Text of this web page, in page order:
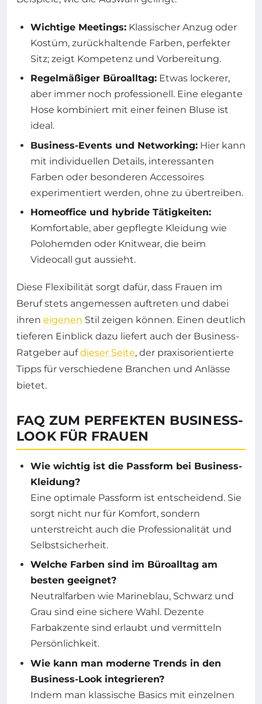
Wichtige Meetings: Klassischer Anzug oder
Kostüm, zurückhaltende Farben, perfekter
Sitz; zeigt Kompetenz und Vorbereitung.
Regelmäßiger Büroalltag: Etwas lockerer,
aber immer noch professionell. Eine elegante
Hose kombiniert mit einer feinen Bluse ist
ideal.
Business-Events und Networking: Hier kann
mit individuellen Details, interessanten
Farben oder besonderen Accessoires
experimentiert werden, ohne zu übertreiben.
Homeoffice und hybride Tätigkeiten:
Komfortable, aber gepflegte Kleidung wie
Polohemden oder Knitwear, die beim
Videocall gut aussieht.
Diese Flexibilität sorgt dafür, dass Frauen im
Beruf stets angemessen auftreten und dabei
ihren eigenen Stil zeigen können. Einen deutlich
tieferen Einblick dazu liefert auch der Business-
Ratgeber aufdieser Seite, der praxisorientierte
Tipps für verschiedene Branchen und Anlässe
bietet.
FAQ ZUM PERFEKTEN BUSINESS-
LOOK FÜR FRAUEN
Wie wichtig ist die Passform bei Business-
Kleidung?
Eine optimale Passform ist entscheidend. Sie
sorgt nicht nur für Komfort, sondern
unterstreicht auch die Professionalität und
Selbstsicherheit.
Welche Farben sind im Büroalltag am
besten geeignet?
Neutralfarben wie Marineblau, Schwarz und
Grau sind eine sichere Wahl. Dezente
Farbakzente sind erlaubt und vermitteln
Persönlichkeit.
Wie kann man moderne Trends in den
Business-Look integrieren?
Indem man klassische Basics mit einzelnen